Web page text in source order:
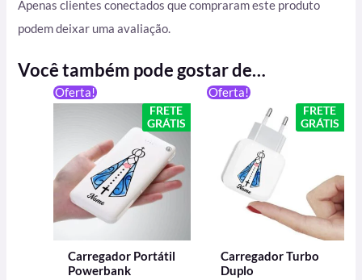
Apenas clientes conectados que compraram este produto
podem deixar uma avaliação.
Você também pode gostar de…
Oferta!
FRETE
GRÁTIS
Carregador Portátil
Powerbank
preço
original
era:
R$ 199,90.
preço
atual
é:
R$ 129,90.
Oferta!
FRETE
GRÁTIS
Carregador Turbo
Duplo
original
era:
R$ 79,90.
preço
atual
é: